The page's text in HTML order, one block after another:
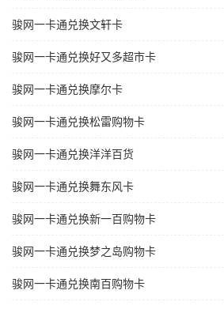
骏网一卡通兑换文轩卡
骏网一卡通兑换好又多超市卡
骏网一卡通兑换摩尔卡
骏网一卡通兑换松雷购物卡
骏网一卡通兑换洋洋百货
骏网一卡通兑换舞东风卡
骏网一卡通兑换新一百购物卡
骏网一卡通兑换梦之岛购物卡
骏网一卡通兑换南百购物卡